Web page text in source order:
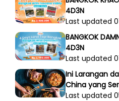
4D3N
Last updated
BANGKOK
4D3N
Last updated
Ini Larangan
China yang
Last updated